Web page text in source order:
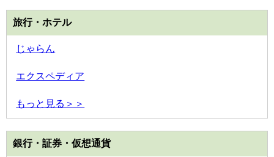
旅行・ホテル
じゃらん
エクスペディア
もっと見る＞＞
銀行・証券・仮想通貨